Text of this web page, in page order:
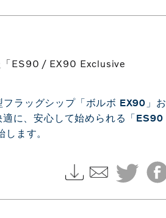
「ES90 / EX90 Exclusive
ラッグシップ「ボルボ EX90」お
に、安心して始められる「ES90
ます。